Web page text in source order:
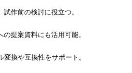
作前の検討に役立つ。
提案資料にも活用可能。
換や互換性をサポート。